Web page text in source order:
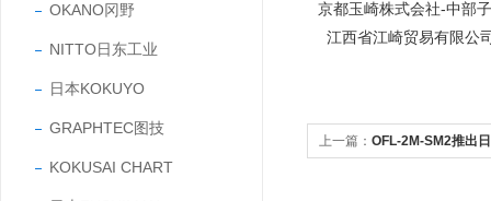
OKANO冈野
NITTO日东工业
日本KOKUYO
GRAPHTEC图技
KOKUSAI CHART
京都玉崎株式会社-中部
江西省江崎贸易有限公
上一篇： OFL-2M-SM2推出